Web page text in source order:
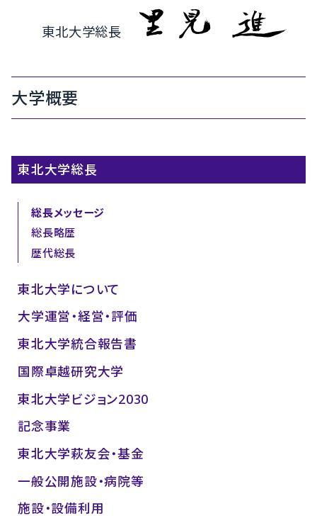
東北大学総長
大学概要
東北大学総長
総長メッセージ
総長略歴
歴代総長
東北大学について
大学運営・経営・評価
東北大学統合報告書
国際卓越研究大学
東北大学ビジョン2030
記念事業
東北大学萩友会・基金
一般公開施設・病院等
施設・設備利用